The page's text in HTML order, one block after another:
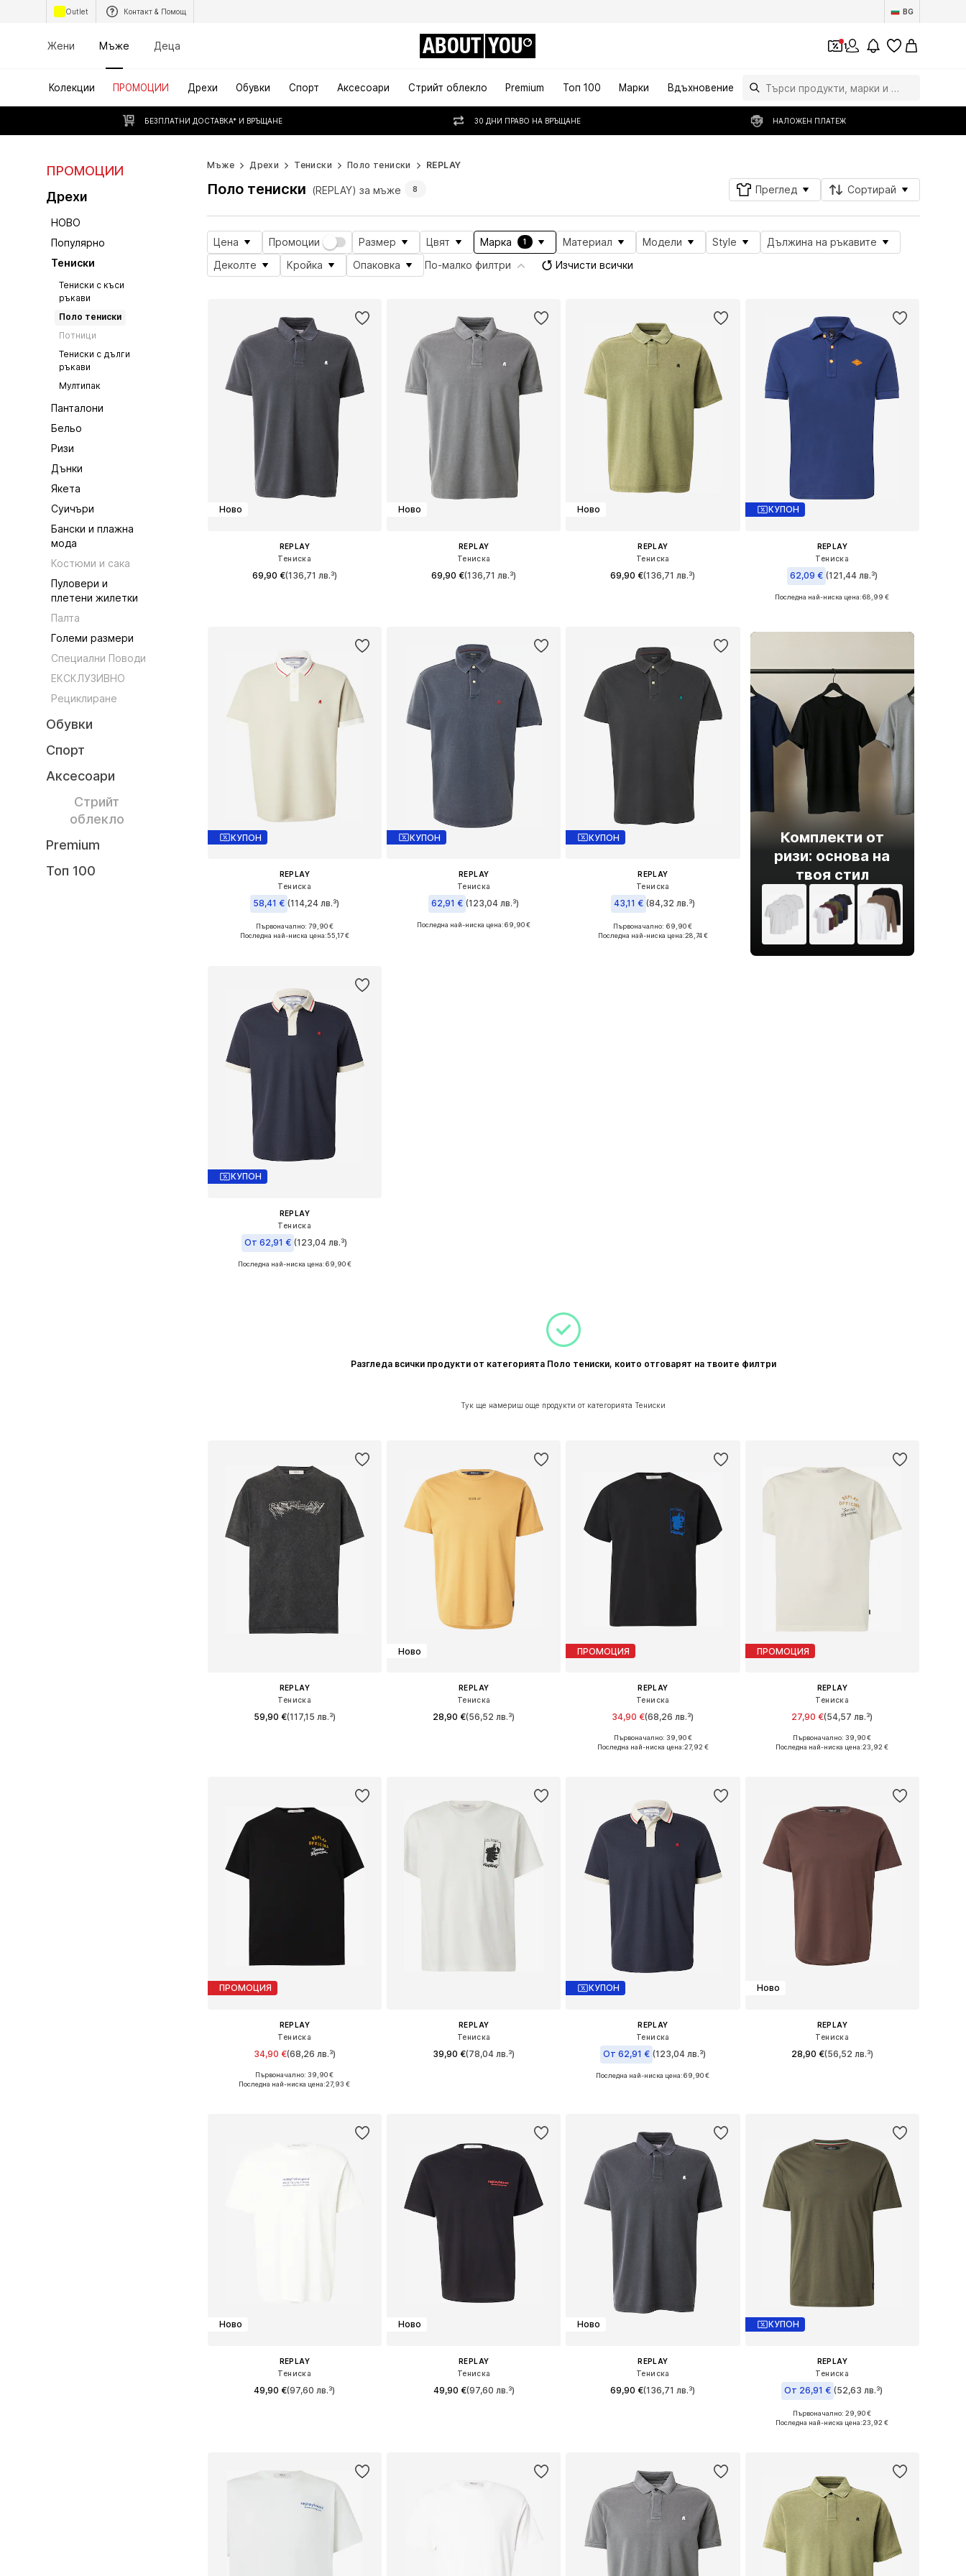
Outlet Контакт & Помощ BG
Жени Мъже Деца ABOUT YOU 1
Колекции ПРОМОЦИИ Дрехи Обувки Спорт Аксесоари Стрийт облекло Premium Топ 100 Марки Вдъхновение
БЕЗПЛАТНИ ДОСТАВКА* И ВРЪЩАНЕ 30 ДНИ ПРАВО НА ВРЪЩАНЕ НАЛОЖЕН ПЛАТЕЖ
ПРОМОЦИИ
Дрехи
НОВО
Популярно
Тениски
Тениски с къси
ръкави
Поло тениски
Потници
Тениски с дълги
ръкави
Мултипак
Панталони
Бельо
Ризи
Дънки
Якета
Суичъри
Бански и плажна
мода
Костюми и сака
Пуловери и
плетени жилетки
Палта
Големи размери
Специални Поводи
ЕКСКЛУЗИВНО
Рециклиране
Обувки
Спорт
Аксесоари
Стрийт
облекло
Premium
Топ 100
Мъже Дрехи Тениски Поло тениски REPLAY
Поло тениски (REPLAY) за мъже 8 Преглед Сортирай
Цена Промоции Размер Цвят Марка 1 Материал Модели Style
Дължина на ръкавите
Деколте
Кройка Опаковка По-малко филтри Изчисти всички
Ново
REPLAY
Тениска
69,90 €(136,71 лв.³)
Ново
REPLAY
Тениска
69,90 €(136,71 лв.³)
Ново
REPLAY
Тениска
69,90 €(136,71 лв.³)
КУПОН
REPLAY
Тениска
62,09 € (121,44 лв.³)
Налични размери: M, XXL
Последна най-ниска цена:68,99 €
КУПОН
REPLAY
Тениска
58,41 € (114,24 лв.³)
Налични размери: M
Първоначално: 79,90 €
Последна най-ниска цена:55,17 €
КУПОН
REPLAY
Тениска
62,91 € (123,04 лв.³)
Налични размери: S
Последна най-ниска цена:69,90 €
КУПОН
REPLAY
Тениска
43,11 € (84,32 лв.³)
Налични размери: S
Първоначално: 69,90 €
Последна най-ниска цена:28,74 €
Комплекти от
ризи: основа на
твоя стил
КУПОН
REPLAY
Тениска
От 62,91 € (123,04 лв.³)
Налични размери: M, XL
Последна най-ниска цена:69,90 €
Разгледа всички продукти от категорията Поло тениски, които отговарят на твоите филтри
Тук ще намериш още продукти от категорията Тениски
REPLAY
Тениска
59,90 €(117,15 лв.³)
Ново
REPLAY
Тениска
28,90 €(56,52 лв.³)
ПРОМОЦИЯ
REPLAY
Тениска
34,90 €(68,26 лв.³)
Налични размери: M, L, XL, XXL
Първоначално: 39,90 €
Последна най-ниска цена:27,92 €
ПРОМОЦИЯ
REPLAY
Тениска
27,90 €(54,57 лв.³)
Налични размери: S, M, L, XL
Първоначално: 39,90 €
Последна най-ниска цена:23,92 €
ПРОМОЦИЯ
REPLAY
Тениска
34,90 €(68,26 лв.³)
Налични размери: S, M, L, XL, XXL, XXXL
Първоначално: 39,90 €
Последна най-ниска цена:27,93 €
REPLAY
Тениска
39,90 €(78,04 лв.³)
КУПОН
REPLAY
Тениска
От 62,91 € (123,04 лв.³)
Налични размери: M, XL
Последна най-ниска цена:69,90 €
Ново
REPLAY
Тениска
28,90 €(56,52 лв.³)
Ново
REPLAY
Тениска
49,90 €(97,60 лв.³)
Ново
REPLAY
Тениска
49,90 €(97,60 лв.³)
Ново
REPLAY
Тениска
69,90 €(136,71 лв.³)
КУПОН
REPLAY
Тениска
От 26,91 € (52,63 лв.³)
+1
Налични размери: M, L, XL, XXL
Първоначално: 29,90 €
Последна най-ниска цена:23,92 €